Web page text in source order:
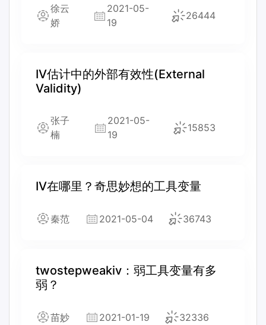
徐云
娇
2021-05-
19
26444
IV估计中的外部有效性(External
Validity)
张子
楠
2021-05-
19
15853
IV在哪里？奇思妙想的工具变量
秦范 2021-05-04 36743
twostepweakiv：弱工具变量有多
弱？
苗妙 2021-01-19 32336